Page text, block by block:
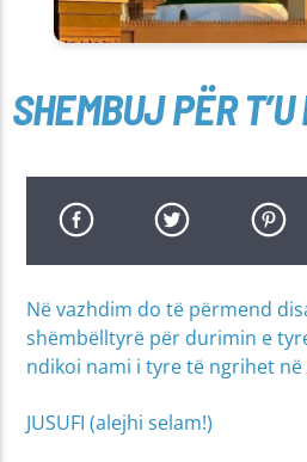
SHEMBUJ PËR
Në vazhdim do të përmend
shëmbëlltyrë për durimin e
ndikoi nami i tyre të ngrihet
JUSUFI (alejhi selam!)